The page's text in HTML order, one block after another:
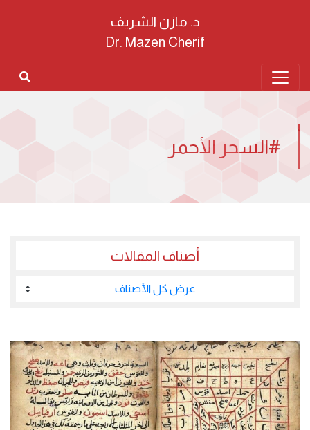
د. مازن الشريف
Dr. Mazen Cherif
#السحر الأحمر
أصناف المقالات
عرض كل الأصناف